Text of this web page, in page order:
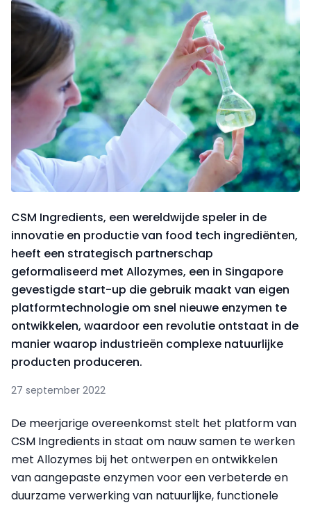
CSM Ingredients, een wereldwijde speler in de
innovatie en productie van food tech ingrediënten,
heeft een strategisch partnerschap
geformaliseerd met Allozymes, een in Singapore
gevestigde start-up die gebruik maakt van eigen
platformtechnologie om snel nieuwe enzymen te
ontwikkelen, waardoor een revolutie ontstaat in de
manier waarop industrieën complexe natuurlijke
producten produceren.
27 september 2022
De meerjarige overeenkomst stelt het platform van
CSM Ingredients in staat om nauw samen te werken
met Allozymes bij het ontwerpen en ontwikkelen
van aangepaste enzymen voor een verbeterde en
duurzame verwerking van natuurlijke, functionele